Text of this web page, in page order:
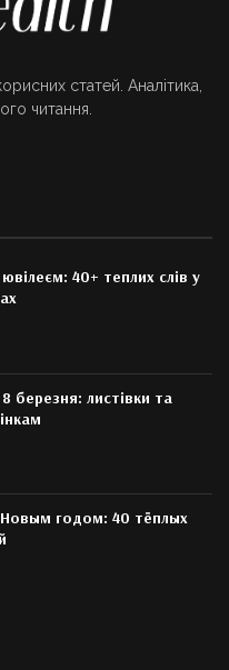
статей. Аналітика,
читання.
40+ теплих слів у
березня: листівки та
годом: 40 тёплых